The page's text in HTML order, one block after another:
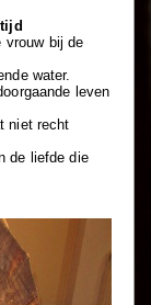
vrouw bij de
water.
leven
niet recht
de liefde die